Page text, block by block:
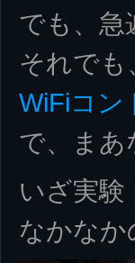
でも、急
それでも
WiFiコン
で、まあ
いざ実験
なかなか